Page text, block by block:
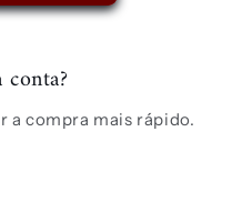
a compra mais rápido.